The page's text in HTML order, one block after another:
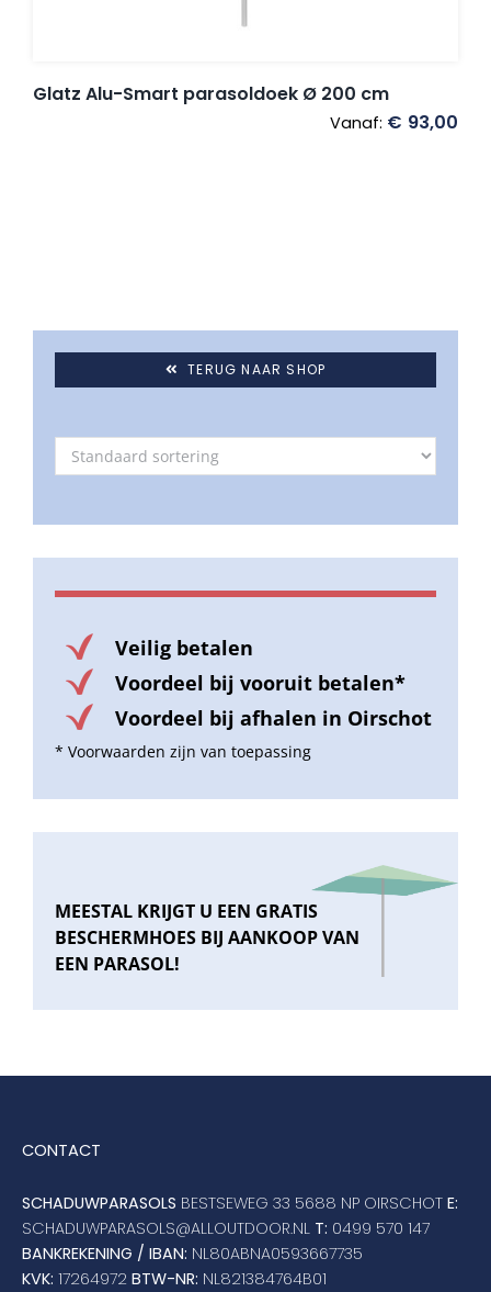
Glatz Alu-Smart parasoldoek Ø 200 cm
Vanaf: € 93,00
TERUG NAAR SHOP
Veilig betalen
Voordeel bij vooruit betalen*
Voordeel bij afhalen in Oirschot
* Voorwaarden zijn van toepassing
MEESTAL KRIJGT U EEN GRATIS
BESCHERMHOES BIJ AANKOOP VAN
EEN PARASOL!
CONTACT
SCHADUWPARASOLS BESTSEWEG 33 5688 NP OIRSCHOT E:
SCHADUWPARASOLS@ALLOUTDOOR.NL T: 0499 570 147
BANKREKENING / IBAN: NL80ABNA0593667735
KVK: 17264972 BTW-NR: NL821384764B01